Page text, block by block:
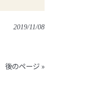
2019/11/08
後のページ »